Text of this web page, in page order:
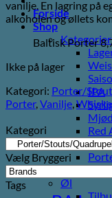
Forside
Shop
Kategorier
IPA
Red
Øl
vanilje. En lagring på
alkoholen og øllets
Baltisk Porter
Ikke på lager
Kategori: Porter/
Porter,Vanilje,
Kategori
Vælg Bryggeri
Tags